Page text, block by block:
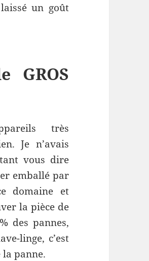
un goût
GROS
très
Je n’avais
vous dire
emballé par
domaine et
la pièce de
des pannes,
linge, c’est
la panne.